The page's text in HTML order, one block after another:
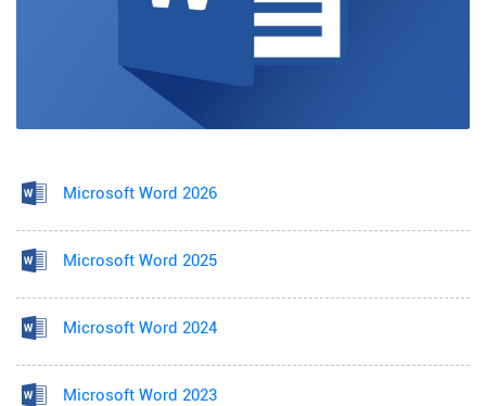
Microsoft Word 2026
Microsoft Word 2025
Microsoft Word 2024
Microsoft Word 2023